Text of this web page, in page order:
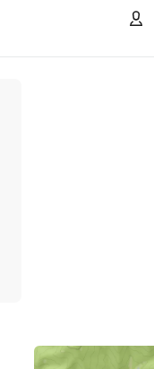
Alpen